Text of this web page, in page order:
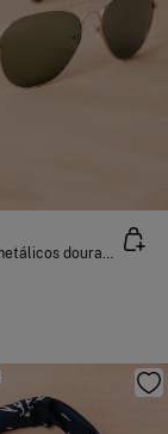
Rio. Óculos metálicos dourados